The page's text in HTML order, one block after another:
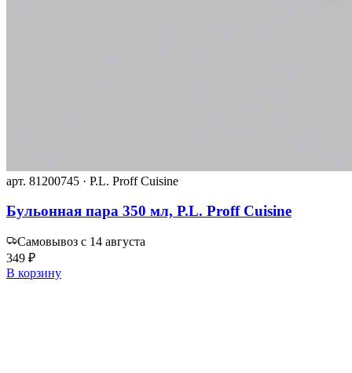
арт. 81200745 · P.L. Proff Cuisine
Бульонная пара 350 мл, P.L. Proff Cuisine
Самовывоз с 14 августа
349 ₽
В корзину